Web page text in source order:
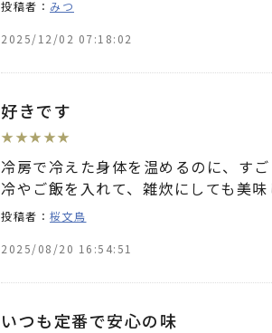
投稿者： みつ
2025/12/02 07:18:02
好きです
★ ★★ ★★
冷房で冷えた身体を温めるのに、すご
冷やご飯を入れて、雑炊にしても美味
投稿者： 桜文鳥
2025/08/20 16:54:51
いつも定番で安心の味